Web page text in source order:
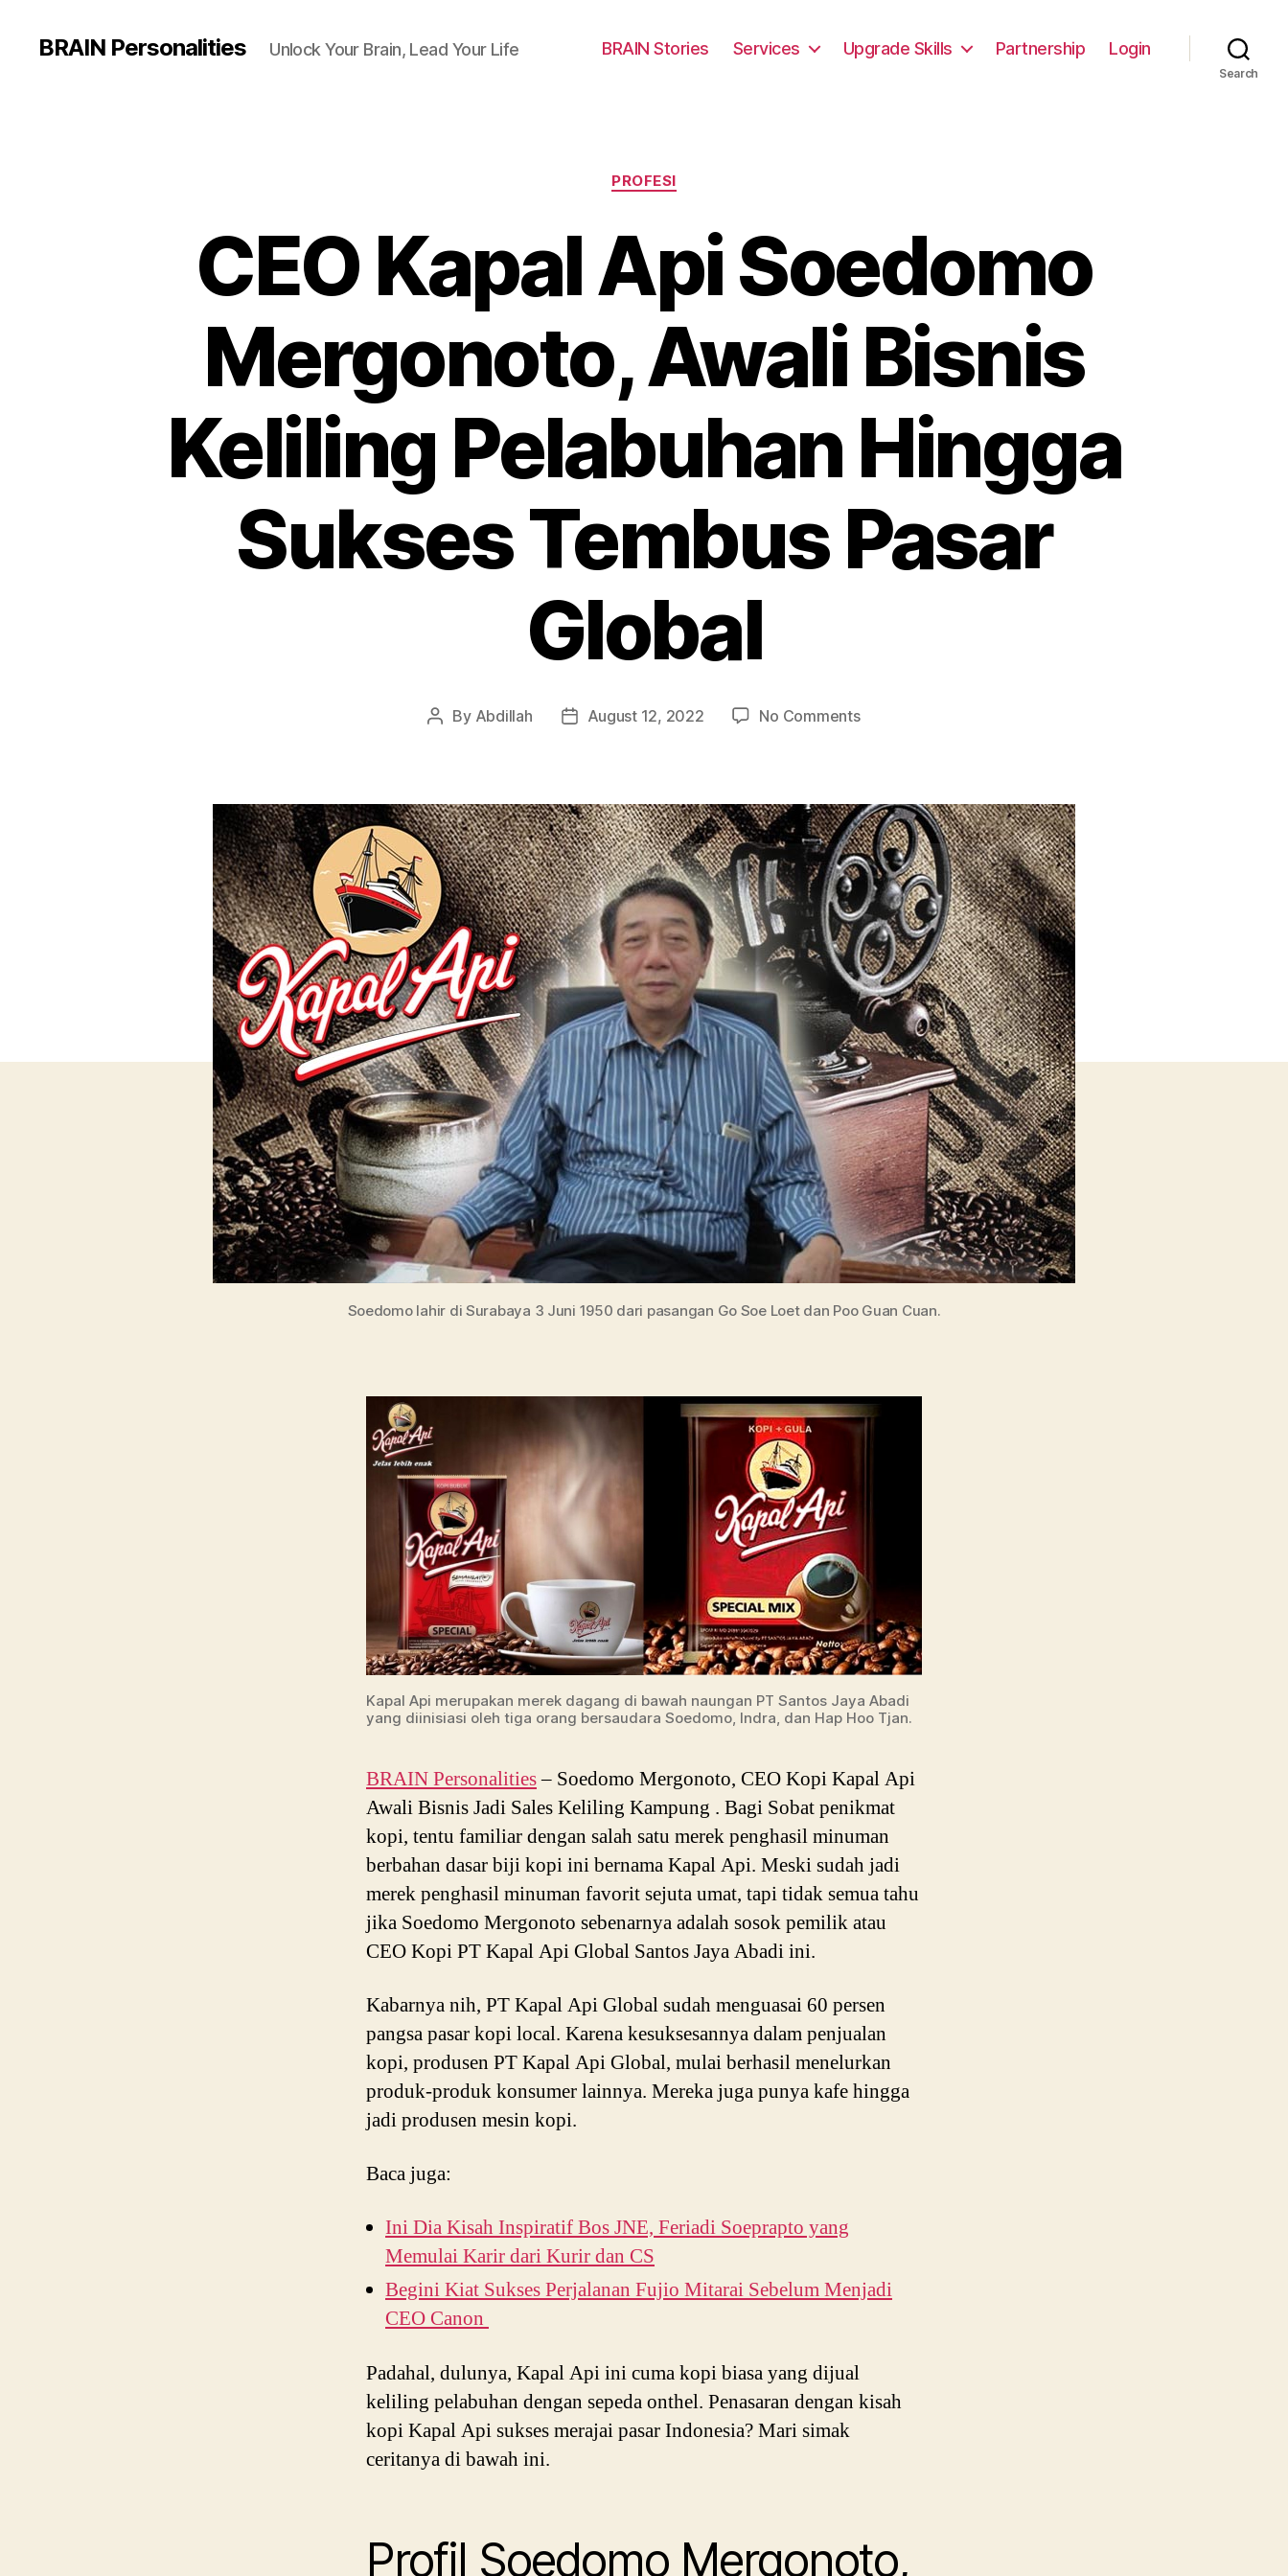
BRAIN Personalities Unlock Your Brain, Lead Your Life BRAIN Stories Services Upgrade Skills Partnership Login
Search
Categories
PROFESI
CEO Kapal Api Soedomo
Mergonoto, Awali Bisnis
Keliling Pelabuhan Hingga
Sukses Tembus Pasar
Global
Post
By Abdillah
PostAugust 12, 2022 No Commentson
Soedomo
Mergonoto,
Awali
Bisnis
Keliling
Pelabuhan
Hingga
Sukses
Tembus
Pasar
Global
Soedomo lahir di Surabaya 3 Juni 1950 dari pasangan Go Soe Loet dan Poo Guan Cuan.
Kapal Api merupakan merek dagang di bawah naungan PT Santos Jaya Abadi
yang diinisiasi oleh tiga orang bersaudara Soedomo, Indra, dan Hap Hoo Tjan.
BRAIN Personalities– Soedomo Mergonoto, CEO Kopi Kapal Api
Awali Bisnis Jadi Sales Keliling Kampung . Bagi Sobat penikmat
kopi, tentu familiar dengan salah satu merek penghasil minuman
berbahan dasar biji kopi ini bernama Kapal Api. Meski sudah jadi
merek penghasil minuman favorit sejuta umat, tapi tidak semua tahu
jika Soedomo Mergonoto sebenarnya adalah sosok pemilik atau
CEO Kopi PT Kapal Api Global Santos Jaya Abadi ini.
Kabarnya nih, PT Kapal Api Global sudah menguasai 60 persen
pangsa pasar kopi local. Karena kesuksesannya dalam penjualan
kopi, produsen PT Kapal Api Global, mulai berhasil menelurkan
produk-produk konsumer lainnya. Mereka juga punya kafe hingga
jadi produsen mesin kopi.
Baca juga:
Ini Dia Kisah Inspiratif Bos JNE, Feriadi Soeprapto yang
Memulai Karir dari Kurir dan CS
Begini Kiat Sukses Perjalanan Fujio Mitarai Sebelum Menjadi
CEO Canon
Padahal, dulunya, Kapal Api ini cuma kopi biasa yang dijual
keliling pelabuhan dengan sepeda onthel. Penasaran dengan kisah
kopi Kapal Api sukses merajai pasar Indonesia? Mari simak
ceritanya di bawah ini.
Profil Soedomo Mergonoto,